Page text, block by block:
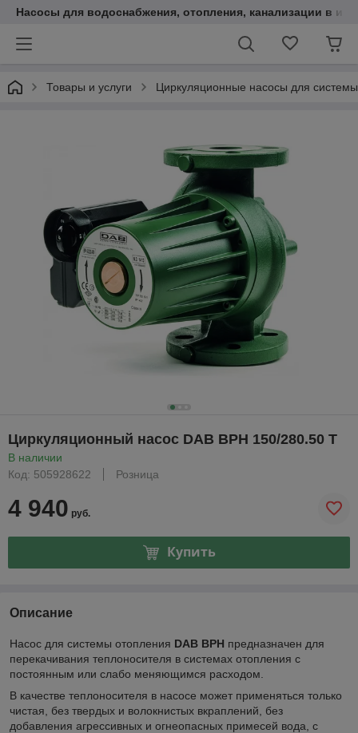
Насосы для водоснабжения, отопления, канализации в
Товары и услуги Циркуляционные насосы для
Циркуляционный насос DAB BPH 150/280.50 T
В наличии
Код: 505928622
Розница
4 940 руб.
Купить
Описание
Насос для системы отопления DAB BPH предназначен для
перекачивания теплоносителя в системах отопления с
постоянным или слабо меняющимся расходом.
В качестве теплоносителя в насосе может применяться только
чистая, без твердых и волокнистых вкраплений, без
добавления агрессивных и огнеопасных примесей вода, с